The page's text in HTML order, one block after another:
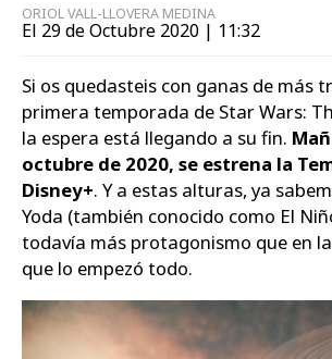
ORIOL VALL-LLOVERA MEDINA
El 29 de Octubre 2020 | 11:32
Si os quedasteis con ganas de más
primera temporada de Star Wars:
la espera está llegando a su fin.
octubre de 2020, se estrena la
Disney+. Y a estas alturas, ya
Yoda (también conocido como El
todavía más protagonismo que en
que lo empezó todo.